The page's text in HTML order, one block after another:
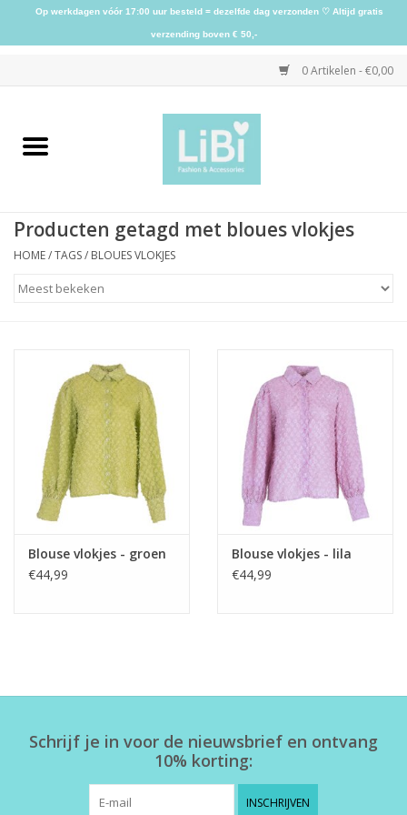
0 Artikelen - €0,00
Home
Schoenen
Accessoires
Home deco
SALE
Herensokken
Producten getagd met bloues vlokjes
HOME/TAGS/ BLOUES VLOKJES
Blouse vlokjes - groen
€44,99
Blouse vlokjes - lila
€44,99
Schrijf je in voor de nieuwsbrief en ontvang
10% korting:
INSCHRIJVEN
Op werkdagen vóór 17:00 uur besteld = dezelfde dag verzonden ♡ Altijd gratis
verzending boven € 50,-